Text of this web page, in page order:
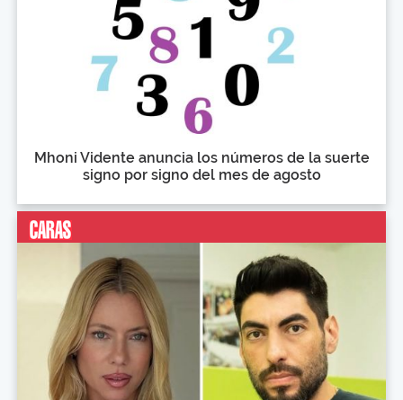
Mhoni Vidente anuncia los números de la suerte
signo por signo del mes de agosto